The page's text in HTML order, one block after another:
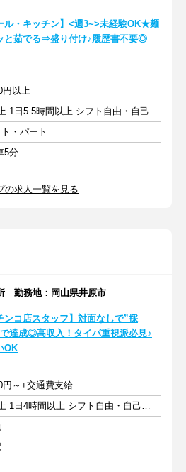
ル・キッチン】<週3~>未経験OK★麺
と茹でる⇒盛り付け♪履歴書不要◎
円以上
週3日以上 1日5.5時間以上 シフト自由・自己申告
・パート
5分
の求人一覧を見る
勤務地：岡山県井原市
ンコ店スタッフ】対面なしで”採
達成◎高収入！タイパ重視派必見♪
OK
円～+交通費支給
週1日以上 1日4時間以上 シフト自由・自己申告